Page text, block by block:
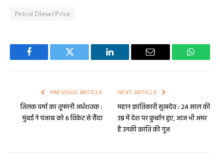
Petrol Diesel Price
Facebook Twitter LinkedIn Email
PREVIOUS ARTICLE
तिलक वर्मा का तूफानी अर्धशतक :
मुंबई ने पंजाब को 6 विकेट से रौंदा
NEXT ARTICLE
महान क्रांतिकारी सुखदेव : 24 साल की
उम्र में देश पर कुर्बान हुए, आज भी अमर
है उनकी क्रांति की गूंज